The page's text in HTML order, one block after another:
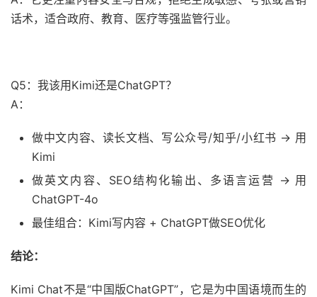
话术，适合政府、教育、医疗等强监管行业。
Q5：我该用Kimi还是ChatGPT？
A：
做中文内容、读长文档、写公众号/知乎/小红书 → 用
Kimi
做英文内容、SEO结构化输出、多语言运营 → 用
ChatGPT-4o
最佳组合：Kimi写内容 + ChatGPT做SEO优化
结论：
Kimi Chat不是“中国版ChatGPT”，它是为中国语境而生的